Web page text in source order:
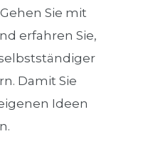
Sie mit
erfahren Sie,
Damit Sie
Ideen